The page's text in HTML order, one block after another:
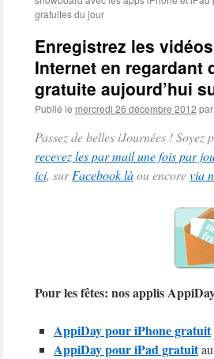
gratuites du jour
Enregistrez les
Internet en regardant
gratuite aujourd’hui
Publié le mercredi 26 décembre 2012 par
Passez de belles iJournées !
recevez les par mail une fois par
ici, surFacebook làou encorevia
Pour les fêtes: nos applis
AppiDay pour iPhone gratuit
AppiDay pour iPad gratuitau